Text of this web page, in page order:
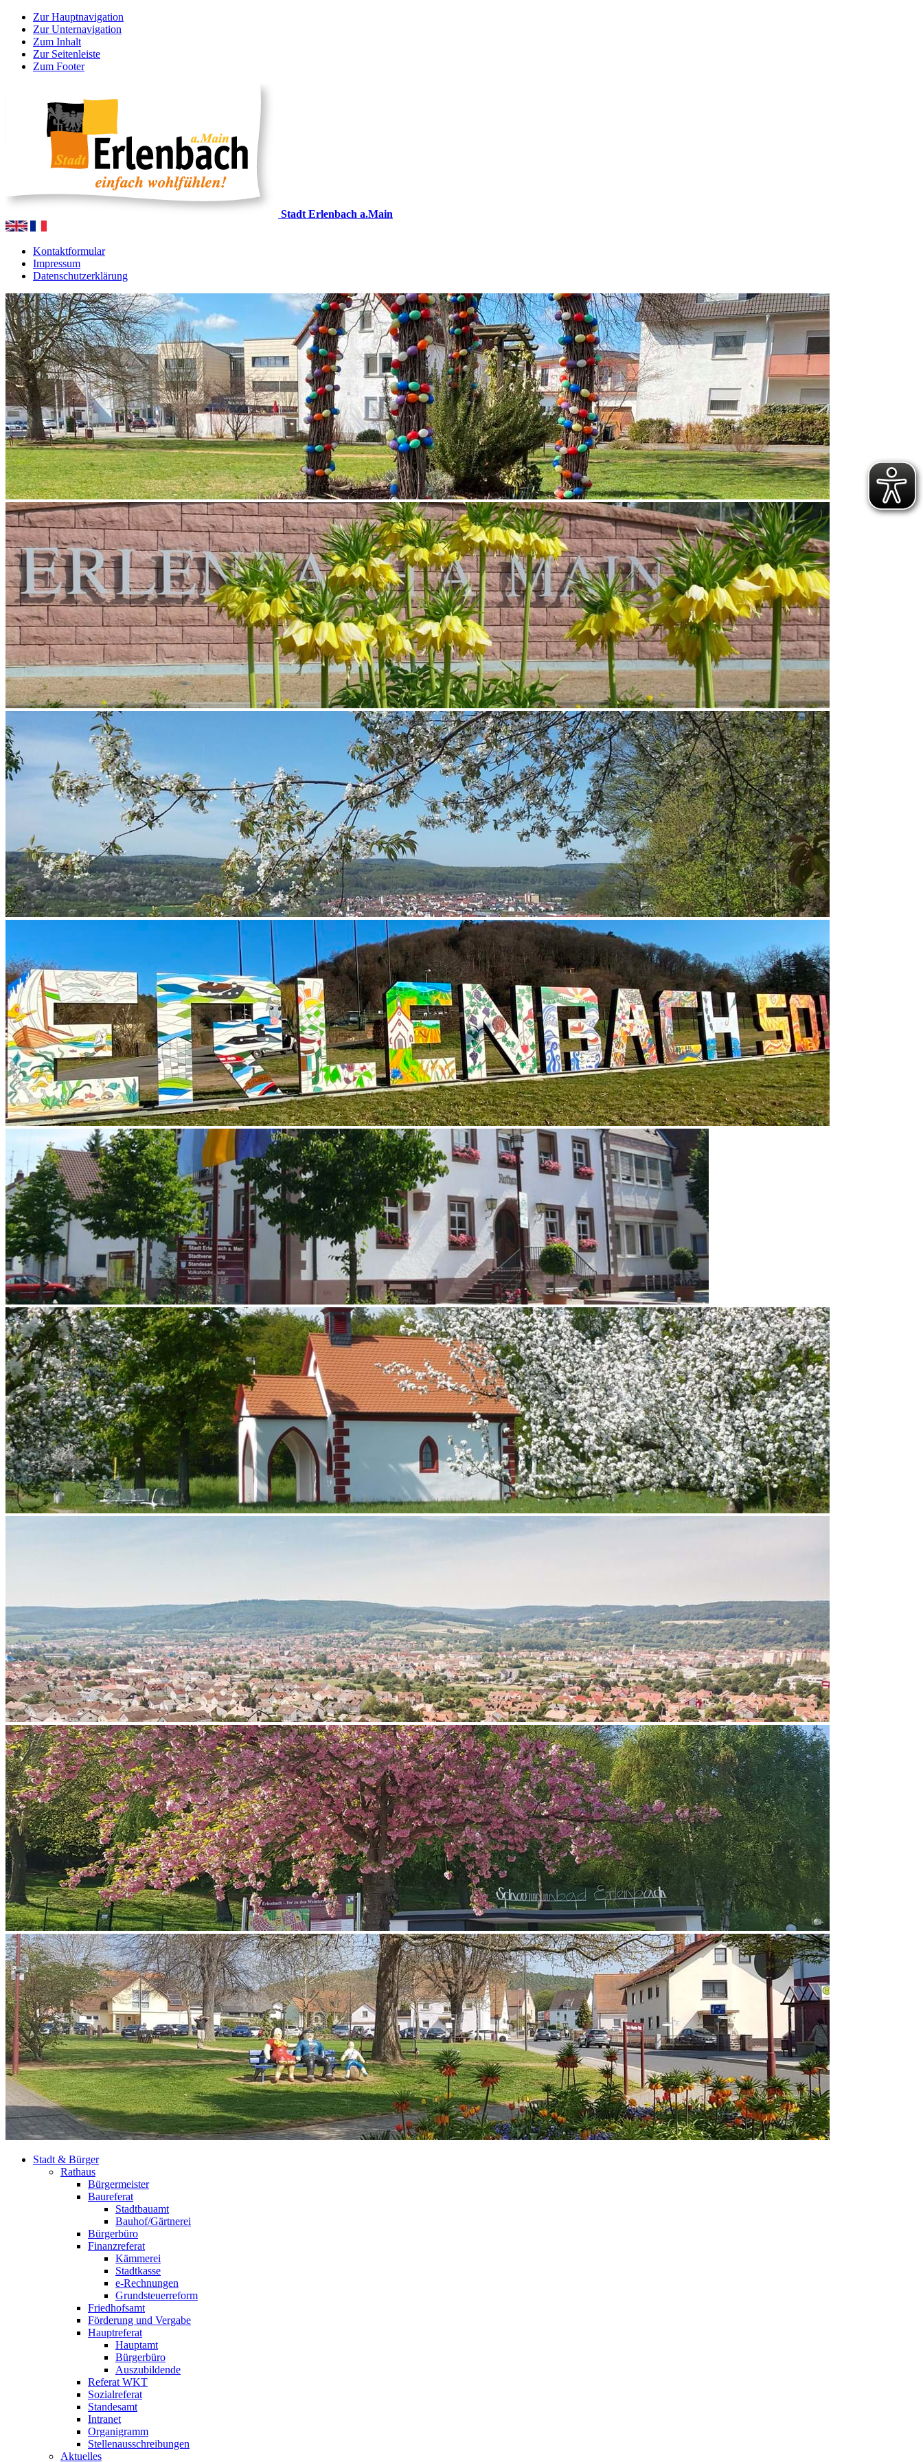
Zur Hauptnavigation
Zur Unternavigation
Zum Inhalt
Zur Seitenleiste
Zum Footer
Stadt Erlenbach a.Main
Kontaktformular
Impressum
Datenschutzerklärung
Stadt & Bürger
Rathaus
Bürgermeister
Baureferat
Stadtbauamt
Bauhof/Gärtnerei
Bürgerbüro
Finanzreferat
Kämmerei
Stadtkasse
e-Rechnungen
Grundsteuerreform
Friedhofsamt
Förderung und Vergabe
Hauptreferat
Hauptamt
Bürgerbüro
Auszubildende
Referat WKT
Sozialreferat
Standesamt
Intranet
Organigramm
Stellenausschreibungen
Aktuelles